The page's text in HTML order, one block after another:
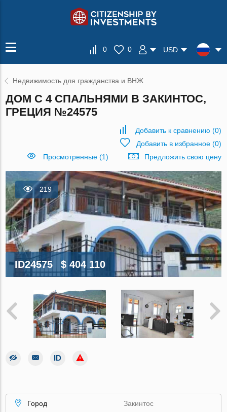
0 0 USD
Недвижимость для гражданства и ВНЖ
ДОМ С 4 СПАЛЬНЯМИ В ЗАКИНТОС,
ГРЕЦИЯ №24575
Добавить к сравнению (0)
Добавить в избранное(0)
Просмотренные (1)
Предложить свою цену
219
ID24575 $ 404 110
Город
Закинтос